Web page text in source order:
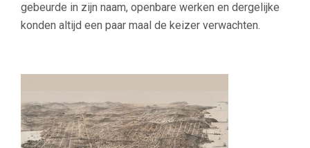
gebeurde in zijn naam, openbare werken en dergelijke
konden altijd een paar maal de keizer verwachten.